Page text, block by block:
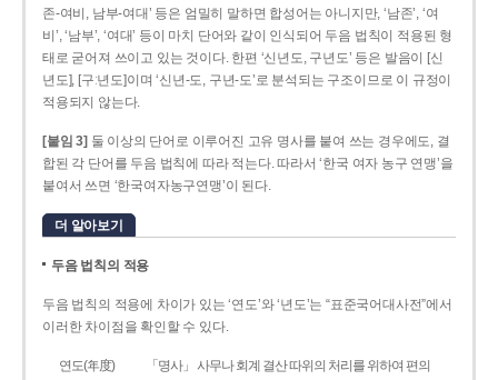
존­-여비, 남부-­여대’ 등은 엄밀히 말하면 합성어는 아니지만, ‘남존’, ‘여
비’, ‘남부’, ‘여대’ 등이 마치 단어와 같이 인식되어 두음 법칙이 적용된 형
태로 굳어져 쓰이고 있는 것이다. 한편 ‘신년도, 구년도’ 등은 발음이 [신
년도], [구ː년도]이며 ‘신년­-도, 구년-­도’로 분석되는 구조이므로 이 규정이
적용되지 않는다.
[붙임 3] 둘 이상의 단어로 이루어진 고유 명사를 붙여 쓰는 경우에도, 결
합된 각 단어를 두음 법칙에 따라 적는다. 따라서 ‘한국 여자 농구 연맹’을
붙여서 쓰면 ‘한국여자농구연맹’이 된다.
더 알아보기
두음 법칙의 적용
두음 법칙의 적용에 차이가 있는 ‘연도’와 ‘년도’는 “표준국어대사전”에서
이러한 차이점을 확인할 수 있다.
연도(年度)
「명사」 사무나 회계 결산 따위의 처리를 위하여 편의